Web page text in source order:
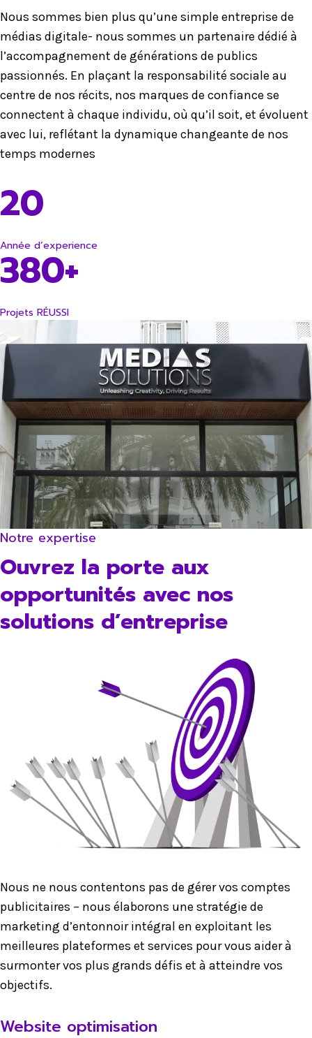
Nous sommes bien plus qu’une simple entreprise de
médias digitale- nous sommes un partenaire dédié à
l’accompagnement de générations de publics
passionnés. En plaçant la responsabilité sociale au
centre de nos récits, nos marques de confiance se
connectent à chaque individu, où qu’il soit, et évoluent
avec lui, reflétant la dynamique changeante de nos
temps modernes
20
Année d’experience
380+
Projets RÉUSSI
Notre expertise
Ouvrez la porte aux
opportunités avec nos
solutions d’entreprise
Nous ne nous contentons pas de gérer vos comptes
publicitaires – nous élaborons une stratégie de
marketing d’entonnoir intégral en exploitant les
meilleures plateformes et services pour vous aider à
surmonter vos plus grands défis et à atteindre vos
objectifs.
Website optimisation